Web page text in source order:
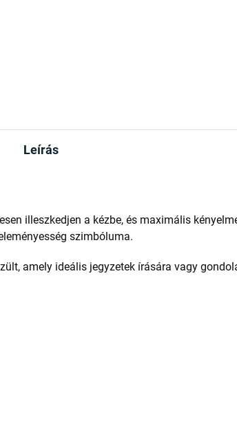
Leírás
illeszkedjen a kézbe, és maximális
szimbóluma.
amely ideális jegyzetek írására vagy